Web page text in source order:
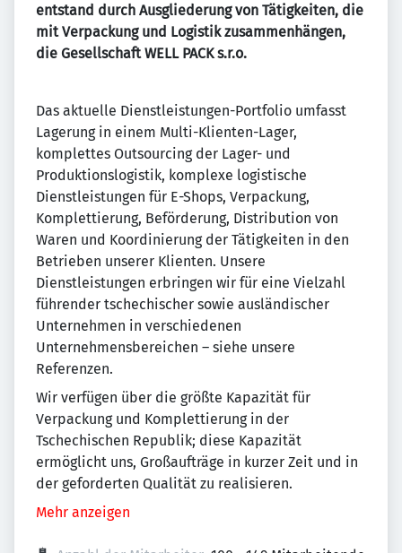
entstand durch Ausgliederung von Tätigkeiten, die
mit Verpackung und Logistik zusammenhängen,
die Gesellschaft WELL PACK s.r.o.
Das aktuelle Dienstleistungen-Portfolio umfasst
Lagerung in einem Multi-Klienten-Lager,
komplettes Outsourcing der Lager- und
Produktionslogistik, komplexe logistische
Dienstleistungen für E-Shops, Verpackung,
Komplettierung, Beförderung, Distribution von
Waren und Koordinierung der Tätigkeiten in den
Betrieben unserer Klienten. Unsere
Dienstleistungen erbringen wir für eine Vielzahl
führender tschechischer sowie ausländischer
Unternehmen in verschiedenen
Unternehmensbereichen – siehe unsere
Referenzen.
Wir verfügen über die größte Kapazität für
Verpackung und Komplettierung in der
Tschechischen Republik; diese Kapazität
ermöglicht uns, Großaufträge in kurzer Zeit und in
der geforderten Qualität zu realisieren.
Mehr anzeigen